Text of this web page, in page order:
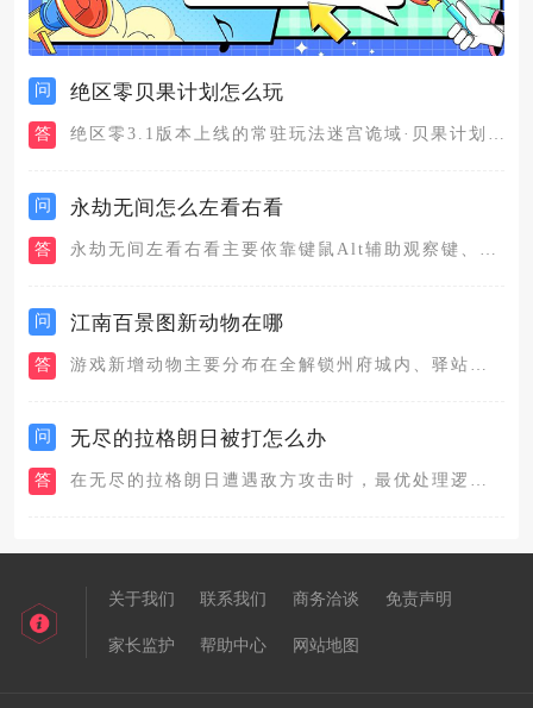
问 绝区零贝果计划怎么玩
答
问 永劫无间怎么左看右看
答
问 江南百景图新动物在哪
答
问 无尽的拉格朗日被打怎么办
答
关于我们 联系我们 商务洽谈 免责声明
家长监护 帮助中心 网站地图